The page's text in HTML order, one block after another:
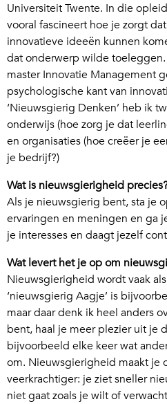
Universiteit Twente. In die
vooral fascineert hoe je zorgt
innovatieve ideeën kunnen
dat onderwerp wilde
master Innovatie Management
psychologische kant van
‘Nieuwsgierig Denken’ heb ik
onderwijs (hoe zorg je dat
en organisaties (hoe creëer je
je bedrijf?)
Wat is nieuwsgierigheid
Als je nieuwsgierig bent, sta je
ervaringen en meningen en ga
je interesses en daagt jezelf
Wat levert het je op om
Nieuwsgierigheid wordt vaak
‘nieuwsgierig Aagje’ is
maar daar denk ik heel anders
bent, haal je meer plezier uit je
bijvoorbeeld elke keer wat
om. Nieuwsgierigheid maakt je
veerkrachtiger: je ziet sneller
niet gaat zoals je wilt of